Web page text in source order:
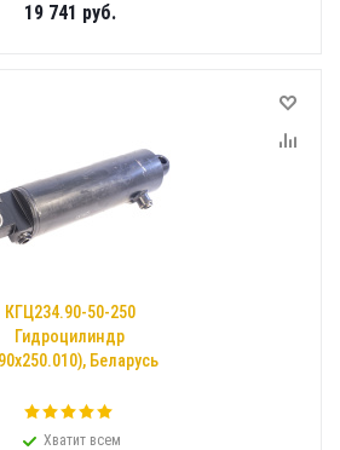
19 741 руб.
КГЦ234.90-50-250
Гидроцилиндр
Беларусь
Хватит всем